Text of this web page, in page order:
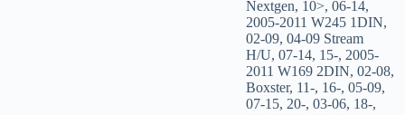
Nextgen, 10>,06-14,
2005-2011 W245 1DIN,
02-09,04-09 Stream
H/U,07-14, 15-, 2005-
2011 W169 2DIN,02-08,
Boxster, 11-, 16-,05-09,
07-15, 20-,03-06, 18-,